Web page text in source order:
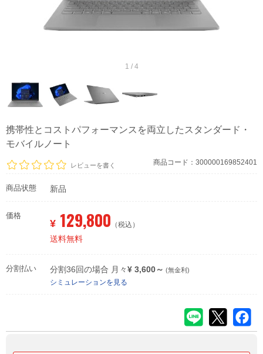
1 / 4
携帯性とコストパフォーマンスを両立したスタンダード・
モバイルノート
レビューを書く 商品コード：300000169852401
商品状態 新品
価格
¥ 129,800 （税込）
送料無料
分割払い 分割36回の場合 月々¥ 3,600～ (無金利)
シミュレーションを見る